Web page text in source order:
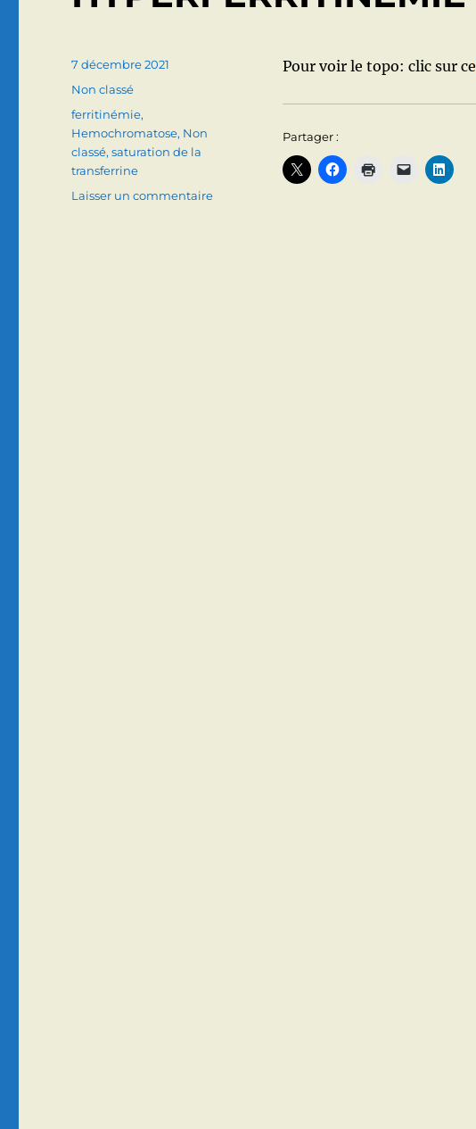
Pour voir le topo: clic sur ce
Partager :
Publié
7 décembre 2021
Catégories
Non classé
Étiquettes
ferritinémie,
Hemochromatose, Non
classé,saturation de la
transferrine
Laisser un commentairesur